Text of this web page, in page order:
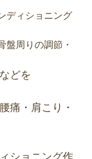
ディショニング
盤周りの調節・
どを
痛・肩こり・
ショニング作